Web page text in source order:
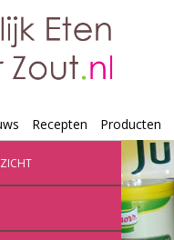
Recepten Producten